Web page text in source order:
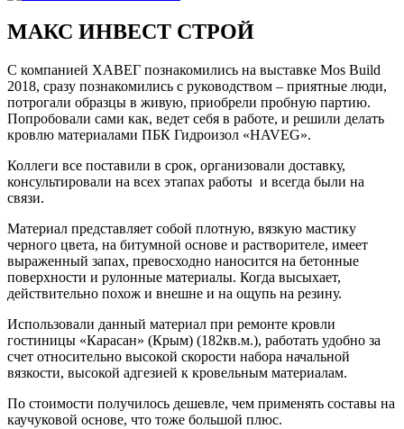
МАКС ИНВЕСТ СТРОЙ
С компанией ХАВЕГ познакомились на выставке Mos Build
2018, сразу познакомились с руководством – приятные люди,
потрогали образцы в живую, приобрели пробную партию.
Попробовали сами как, ведет себя в работе, и решили делать
кровлю материалами ПБК Гидроизол «HAVEG».
Коллеги все поставили в срок, организовали доставку,
консультировали на всех этапах работы и всегда были на
связи.
Материал представляет собой плотную, вязкую мастику
черного цвета, на битумной основе и растворителе, имеет
выраженный запах, превосходно наносится на бетонные
поверхности и рулонные материалы. Когда высыхает,
действительно похож и внешне и на ощупь на резину.
Использовали данный материал при ремонте кровли
гостиницы «Карасан» (Крым) (182кв.м.), работать удобно за
счет относительно высокой скорости набора начальной
вязкости, высокой адгезией к кровельным материалам.
По стоимости получилось дешевле, чем применять составы на
каучуковой основе, что тоже большой плюс.